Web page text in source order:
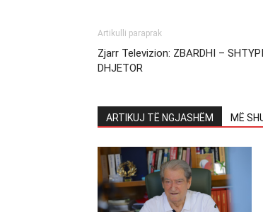
Artikulli paraprak
Zjarr Televizion: ZBARDHI –
DHJETOR
ARTIKUJ TË NGJASHËM MË